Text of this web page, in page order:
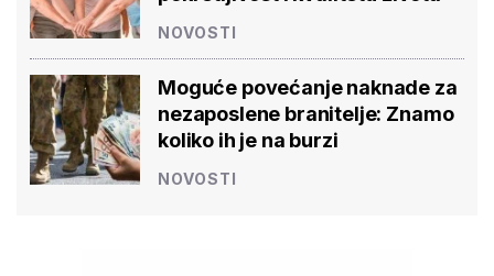
NOVOSTI
Moguće povećanje naknade za
nezaposlene branitelje: Znamo
koliko ih je na burzi
NOVOSTI